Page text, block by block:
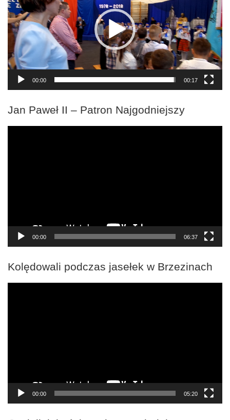
00:00 00:17
Jan Paweł II – Patron Najgodniejszy
00:00 06:37
Kolędowali podczas jasełek w Brzezinach
00:00 05:20